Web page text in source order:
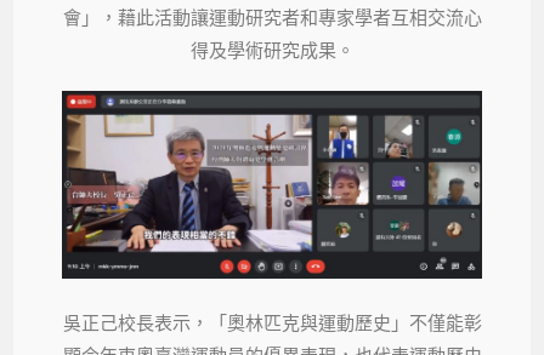
會」，藉此活動讓運動研究者和專家學者互相交流心
得及學術研究成果。
吳正己校長表示，「奧林匹克與運動歷史」不僅能彰